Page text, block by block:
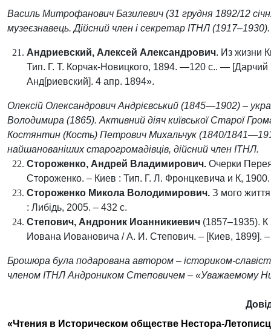
Василь Митрофанович Базилевич (31 грудня 1892/12
музеєзнавець. Дійсний член і секретар ІТНЛ (1917–1930).
Андриевский, Алексей Александрович. Из жизни
Тип. Г. Т. Корчак-Новицкого, 1894. —120 с.. — [Дарчий
Анд[риевский]. 4 апр. 1894».
Олексій Олександрович Андрієвський (1845—1902) –
Володимира (1865). Активний діяч київської Старої
Костянтин (Кость) Петрович Михальчук (1840/
найшанованіших старогромадівців, дійсний член ІТНЛ.
Стороженко, Андрей Владимирович. Очерки
Стороженко. – Киев : Тип. Г. Л. Фронцкевича и К,
Стороженко Микола Володимирович. З мого
: Либідь, 2005. – 432 с.
Степович, Андроник Иоанникиевич (1857–1935). К
Иована Иовановича / А. И. Степович. – [Киев, 1899].
Брошюра була подарована автором – істориком-славіст
членом ІТНЛ Андроником Степовичем – «Уважаемому
«Чтения в Историческом обществе Нестора-